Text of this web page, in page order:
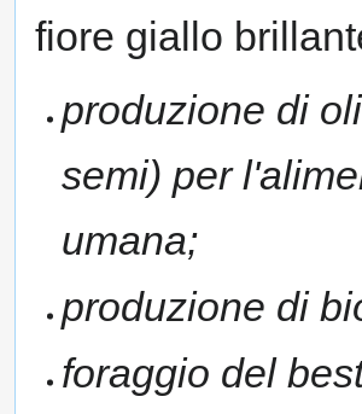
fiore giallo
produzione di
semi) per
umana;
produzione di
foraggio del